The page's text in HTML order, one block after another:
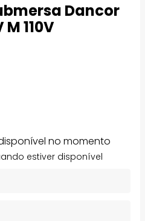
Dancor
M 110V
no momento
estiver disponível